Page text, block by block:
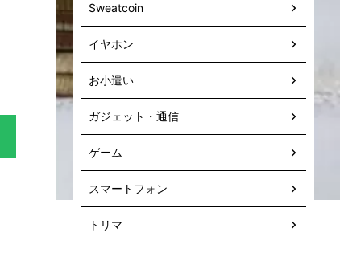
Sweatcoin
イヤホン
お小遣い
ガジェット・通信
ゲーム
スマートフォン
トリマ